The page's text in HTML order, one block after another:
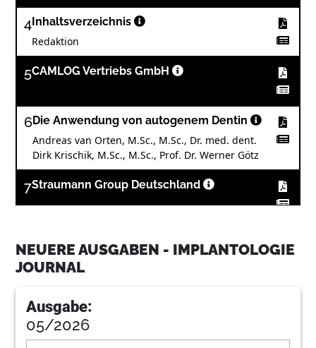
4 Inhaltsverzeichnis
Redaktion
5CAMLOG Vertriebs GmbH
6Die Anwendung von autogenem Dentin
Andreas van Orten, M.Sc., M.Sc., Dr. med. dent.
Dirk Krischik, M.Sc., M.Sc., Prof. Dr. Werner Götz
7Straumann Group Deutschland
hoher Lachlinie
Dr. med. Bert Eger
NEUERE AUSGABEN - IMPLANTOLOGIE
JOURNAL
Ausgabe:
05/2026